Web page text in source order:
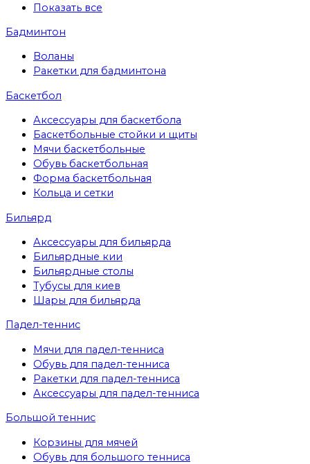
Показать все
Бадминтон
Воланы
Ракетки для бадминтона
Баскетбол
Аксессуары для баскетбола
Баскетбольные стойки и щиты
Мячи баскетбольные
Обувь баскетбольная
Форма баскетбольная
Кольца и сетки
Бильярд
Аксессуары для бильярда
Бильярдные кии
Бильярдные столы
Тубусы для киев
Шары для бильярда
Падел-теннис
Мячи для падел-тенниса
Обувь для падел-тенниса
Ракетки для падел-тенниса
Аксессуары для падел-тенниса
Большой теннис
Корзины для мячей
Обувь для большого тенниса